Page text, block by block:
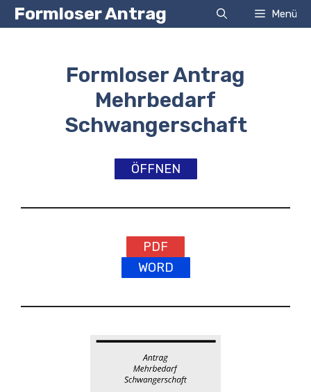
Zum
InhaltFormloser Antrag Menü
Formloser Antrag
Mehrbedarf
Schwangerschaft
ÖFFNEN
PDF
WORD